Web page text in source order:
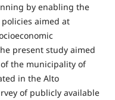
by enabling the
aimed at
present study aimed
the municipality of
in the Alto
of publicly available